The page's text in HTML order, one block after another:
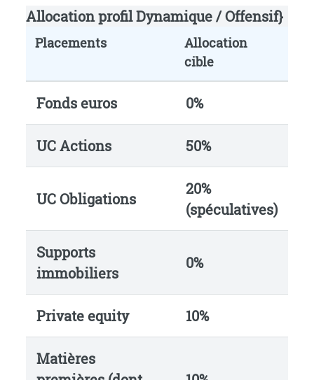
Allocation profil Dynamique / Offensif}
Placements
Allocation
cible
Fonds euros 0%
UC Actions 50%
UC Obligations
20%
(spéculatives)
Supports
immobiliers
0%
Private equity 10%
Matières